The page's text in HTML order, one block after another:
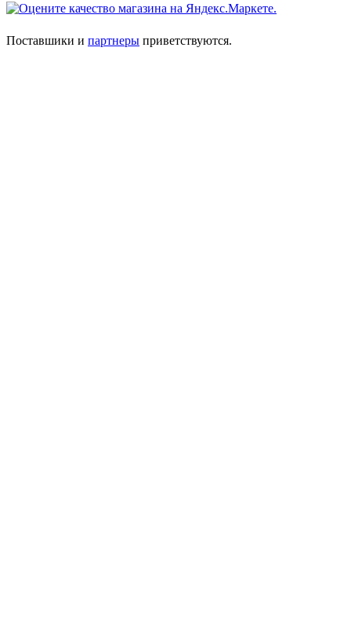
Поставшики и партнеры приветствуются.